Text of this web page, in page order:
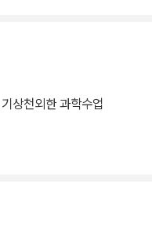
, 승화, 밀도와 관련된 법
예로 들어 설명했다. 생활
기상천외한 사건으로 재구
물질의 성질, 기체에 관한
상천외한 과학수업